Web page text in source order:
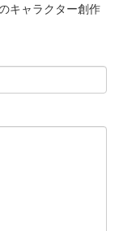
キャラクター創作